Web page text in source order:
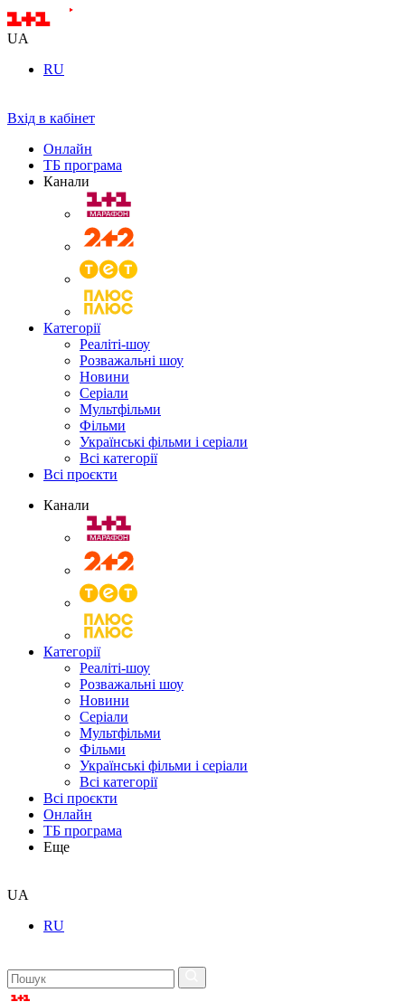
UA
RU
Вхід в кабінет
Онлайн
ТБ програма
Канали
Категорії
Реаліті-шоу
Розважальні шоу
Новини
Серіали
Мультфільми
Фільми
Українські фільми і серіали
Всі категорії
Всі проєкти
Канали
Категорії
Реаліті-шоу
Розважальні шоу
Новини
Серіали
Мультфільми
Фільми
Українські фільми і серіали
Всі категорії
Всі проєкти
Онлайн
ТБ програма
Еще
UA
RU